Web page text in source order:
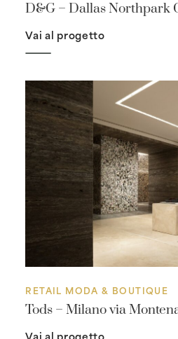
D&G – Dallas Northpark
Vai al progetto
RETAIL MODA & BOUTIQUE
Tods – Milano via